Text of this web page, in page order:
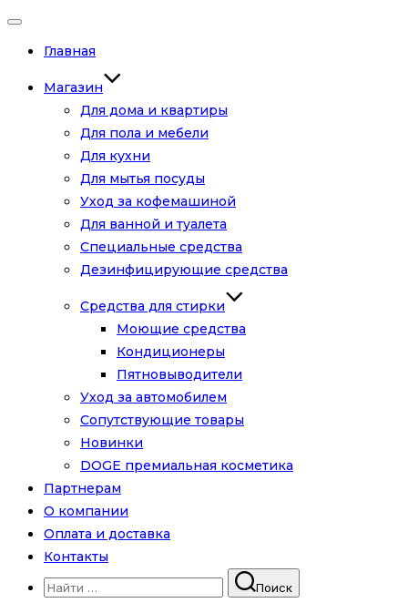
Переключить
Главная
Магазин
Для дома и квартиры
Для пола и мебели
Для кухни
Для мытья посуды
Уход за кофемашиной
Для ванной и туалета
Специальные средства
Дезинфицирующие средства
Средства для стирки
Моющие средства
Кондиционеры
Пятновыводители
Уход за автомобилем
Сопутствующие товары
Новинки
DOGE премиальная косметика
Партнерам
О компании
Оплата и доставка
Контакты
Искать:
Поиск